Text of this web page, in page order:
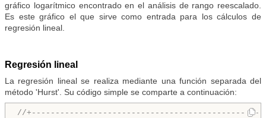
gráfico logarítmico encontrado en el análisis de rango reescalado.
Es este gráfico el que sirve como entrada para los cálculos de
regresión lineal.
Regresión lineal
La regresión lineal se realiza mediante una función separada del
método 'Hurst'. Su código simple se comparte a continuación:
//